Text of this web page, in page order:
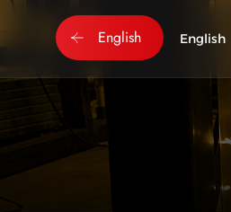
English
English